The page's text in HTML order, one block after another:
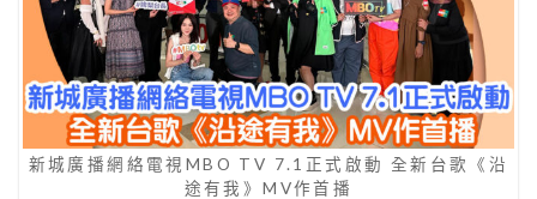
新城廣播網絡電視MBO TV 7.1正式啟動 全新台歌《沿
途有我》MV作首播